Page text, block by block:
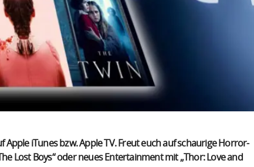
iTunes bzw. Apple TV. Freut euch auf schaurige Horror-
Lost Boys“ oder neues Entertainment mit „Thor: Love and